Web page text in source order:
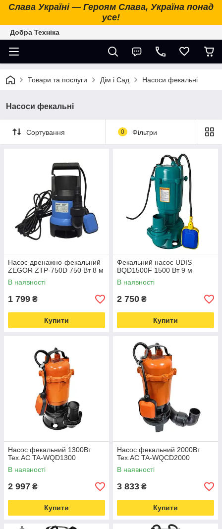
Слава Україні — Героям Слава, Україна понад
усе!
Добра Техніка
Товари та послуги Дім і Сад Насоси фекальні
Насоси фекальні
Сортування 0 Фільтри
Насос дренажно-фекальний
ZEGOR ZTP-750D 750 Вт 8 м
В наявності
1 799 ₴
Купити
Фекальний насос UDIS
BQD1500F 1500 Вт 9 м
В наявності
2 750 ₴
Купити
Насос фекальний 1300Вт
Tex.AC TA-WQD1300
В наявності
2 997 ₴
Купити
Насос фекальний 2000Вт
Tex.AC TA-WQCD2000
В наявності
3 833 ₴
Купити